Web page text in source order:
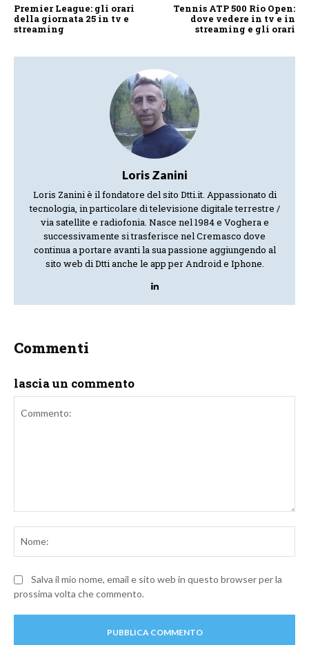
Premier League: gli orari
della giornata 25 in tv e
streaming
Tennis ATP 500 Rio Open:
dove vedere in tv e in
streaming e gli orari
Loris Zanini
Loris Zanini è il fondatore del sito Dtti.it. Appassionato di
tecnologia, in particolare di televisione digitale terrestre /
via satellite e radiofonia. Nasce nel 1984 e Voghera e
successivamente si trasferisce nel Cremasco dove
continua a portare avanti la sua passione aggiungendo al
sito web di Dtti anche le app per Android e Iphone.
Commenti
lascia un commento
Salva il mio nome, email e sito web in questo browser per la
prossima volta che commento.